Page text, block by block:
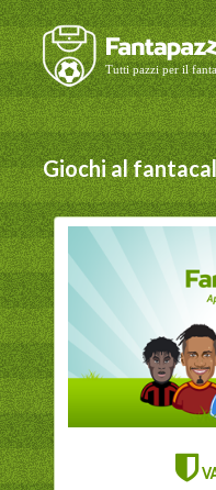
Giochi al